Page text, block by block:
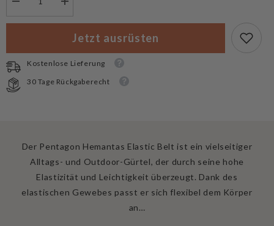
für
Elastic
Belt
Menge
für
Pentagon
Hemantas
Elastic
Belt
Jetzt ausrüsten
Kostenlose Lieferung
30 Tage Rückgaberecht
Der Pentagon Hemantas Elastic Belt ist ein vielseitiger
Alltags- und Outdoor-Gürtel, der durch seine hohe
Elastizität und Leichtigkeit überzeugt. Dank des
elastischen Gewebes passt er sich flexibel dem Körper
an…